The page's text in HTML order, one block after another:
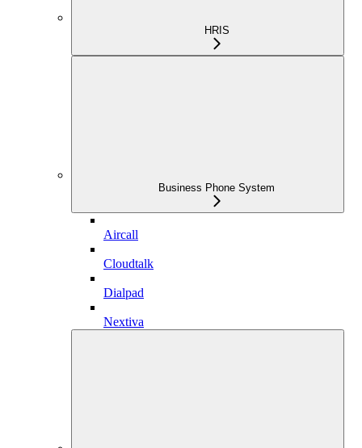
HRIS
Business Phone System
Aircall
Cloudtalk
Dialpad
Nextiva